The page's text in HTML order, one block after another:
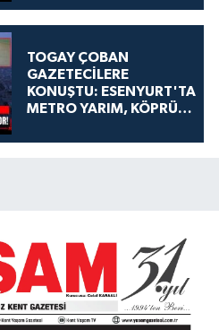
TOGAY ÇOBAN
GAZETECİLERE
KONUŞTU: ESENYURT'TA
METRO YARIM, KÖPRÜ
KOKUYOR!